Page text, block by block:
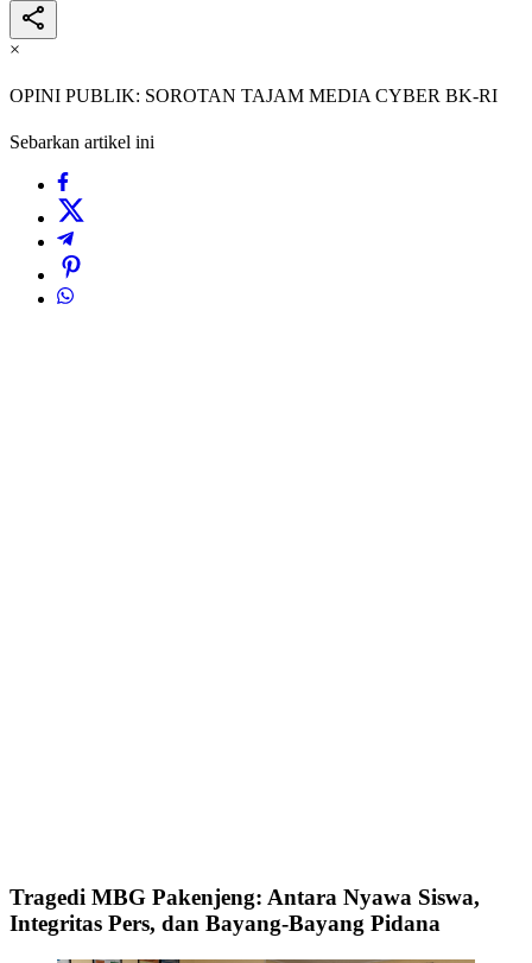
×
OPINI PUBLIK: SOROTAN TAJAM MEDIA CYBER BK-RI
Sebarkan artikel ini
Tragedi MBG Pakenjeng: Antara Nyawa Siswa,
Integritas Pers, dan Bayang-Bayang Pidana